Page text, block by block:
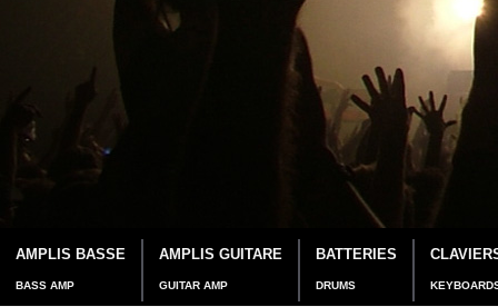
AMPLIS BASSE
BASS AMP
AMPLIS GUITARE
GUITAR AMP
BATTERIES
DRUMS